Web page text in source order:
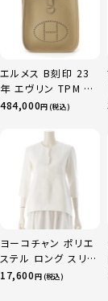
エルメス B刻印 23
年 エヴリン TPM 16
アマゾン トリヨンク
484,000円 (税込)
ヨーコチャン ポリエ
ステル ロング スリー
ブ パール ブラウス
17,600円 (税込)